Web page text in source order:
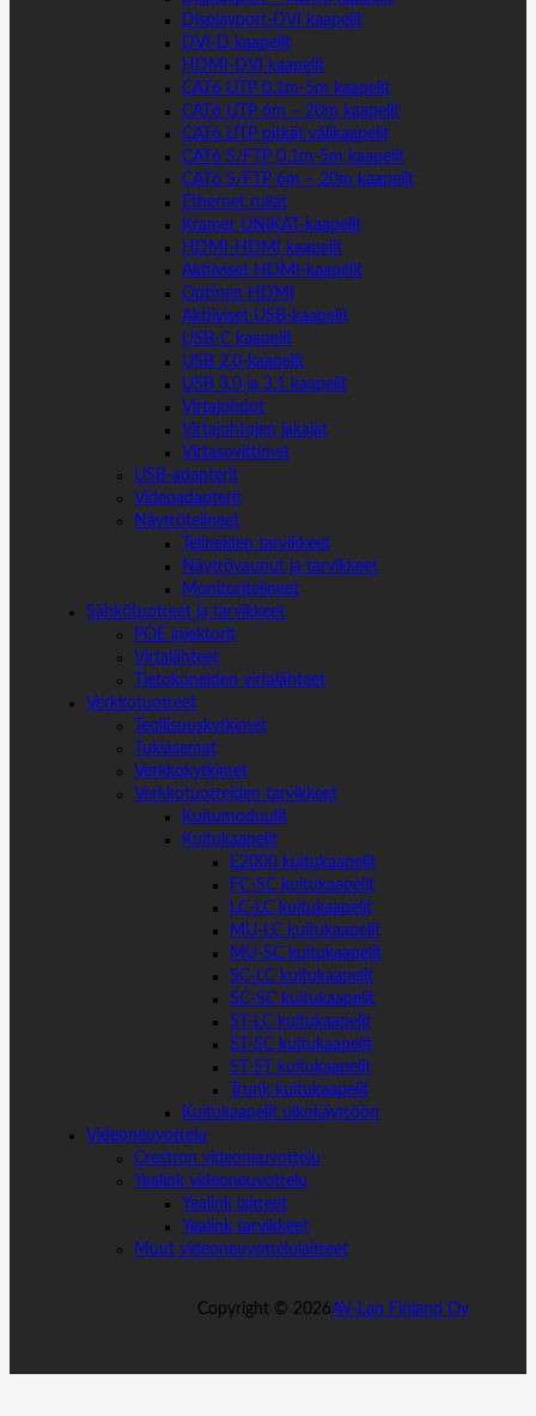
Displayport-DVI kaapelit
DVI-D kaapelit
HDMI-DVI kaapelit
CAT6 UTP 0.1m-5m kaapelit
CAT6 UTP 6m – 20m kaapelit
CAT6 UTP pitkät välikaapelit
CAT6 S/FTP 0.1m-5m kaapelit
CAT6 S/FTP 6m – 20m kaapelit
Ethernet rullat
Kramer UNIKAT-kaapelit
HDMI-HDMI kaapelit
Aktiiviset HDMI-kaapelit
Optinen HDMI
Aktiiviset USB-kaapelit
USB-C kaapelit
USB 2.0-kaapelit
USB 3.0 ja 3.1 kaapelit
Virtajohdot
Virtajohtojen jakajat
Virtasovittimet
USB-adapterit
Videoadapterit
Näyttötelineet
Telineiden tarvikkeet
Näyttövaunut ja tarvikkeet
Monitoritelineet
Sähkötuotteet ja tarvikkeet
POE injektorit
Virtalähteet
Tietokoneiden virtalähteet
Verkkotuotteet
Teollisuuskytkimet
Tukiasemat
Verkkokytkimet
Verkkotuotteiden tarvikkeet
Kuitumoduulit
Kuitukaapelit
E2000 kuitukaapelit
FC-SC kuitukaapelit
LC-LC kuitukaapelit
MU-LC kuitukaapelit
MU-SC kuitukaapelit
SC-LC kuitukaapelit
SC-SC kuitukaapelit
ST-LC kuitukaapelit
ST-SC kuitukaapelit
ST-ST kuitukaapelit
Trunk kuitukaapelit
Kuitukaapelit ulkokäyttöön
Videoneuvottelu
Crestron videoneuvottelu
Yealink videoneuvottelu
Yealink laitteet
Yealink tarvikkeet
Muut videoneuvottelulaitteet
Copyright © 2026AV-Lan Finland Oy